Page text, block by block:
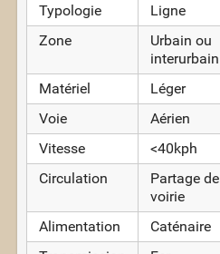
Typologie
Ligne
Zone
Urbain ou
interurbain
Matériel Léger
Voie
Aérien
Vitesse
<40kph
Circulation
Partage de
voirie
Alimentation Caténaire